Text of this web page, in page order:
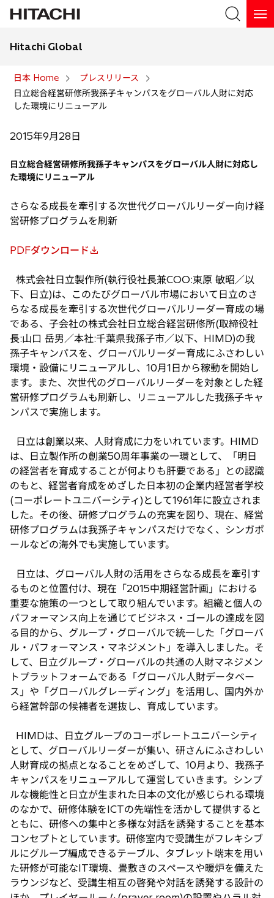
検索
Hitachi Global
日本 Home
プレスリリース
日立総合経営研修所我孫子キャンパスをグローバル人財に対応
した環境にリニューアル
2015年9月28日
日立総合経営研修所我孫子キャンパスをグローバル人財に対応し
た環境にリニューアル
さらなる成長を牽引する次世代グローバルリーダー向け経
営研修プログラムを刷新
PDFダウンロード
新
い
タ
ブ
で
開
く
株式会社日立製作所(執行役社長兼COO:東原 敏昭／以
下、日立)は、このたびグローバル市場において日立のさ
らなる成長を牽引する次世代グローバルリーダー育成の場
である、子会社の株式会社日立総合経営研修所(取締役社
長:山口 岳男／本社:千葉県我孫子市／以下、HIMD)の我
孫子キャンパスを、グローバルリーダー育成にふさわしい
環境・設備にリニューアルし、10月1日から稼動を開始し
ます。また、次世代のグローバルリーダーを対象とした経
営研修プログラムも刷新し、リニューアルした我孫子キャ
ンパスで実施します。
日立は創業以来、人財育成に力をいれています。HIMD
は、日立製作所の創業50周年事業の一環として、「明日
の経営者を育成することが何よりも肝要である」との認識
のもと、経営者育成をめざした日本初の企業内経営者学校
(コーポレートユニバーシティ)として1961年に設立されま
した。その後、研修プログラムの充実を図り、現在、経営
研修プログラムは我孫子キャンパスだけでなく、シンガポ
ールなどの海外でも実施しています。
日立は、グローバル人財の活用をさらなる成長を牽引す
るものと位置付け、現在「2015中期経営計画」における
重要な施策の一つとして取り組んでいます。組織と個人の
パフォーマンス向上を通じてビジネス・ゴールの達成を図
る目的から、グループ・グローバルで統一した「グローバ
ル・パフォーマンス・マネジメント」を導入しました。そ
して、日立グループ・グローバルの共通の人財マネジメン
トプラットフォームである「グローバル人財データベー
ス」や「グローバルグレーディング」を活用し、国内外か
ら経営幹部の候補者を選抜し、育成しています。
HIMDは、日立グループのコーポレートユニバーシティ
として、グローバルリーダーが集い、研さんにふさわしい
人財育成の拠点となることをめざして、10月より、我孫子
キャンパスをリニューアルして運営していきます。シンプ
ルな機能性と日立が生まれた日本の文化が感じられる環境
のなかで、研修体験をICTの先端性を活かして提供すると
ともに、研修への集中と多様な対話を誘発することを基本
コンセプトとしています。研修室内で受講生がフレキシブ
ルにグループ編成できるテーブル、タブレット端末を用い
た研修が可能なIT環境、畳敷きのスペースや暖炉を備えた
ラウンジなど、受講生相互の啓発や対話を誘発する設計の